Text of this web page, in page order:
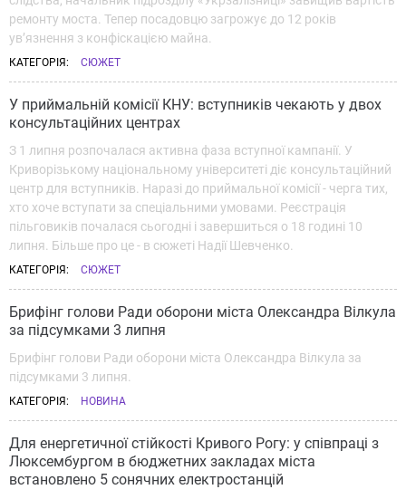
ремонту моста. Тепер посадовцю загрожує до 12 років
ув’язнення з конфіскацією майна.
КАТЕГОРІЯ: СЮЖЕТ
У приймальній комісії КНУ: вступників чекають у двох
консультаційних центрах
З 1 липня розпочалася активна фаза вступної кампанії. У
Криворізькому національному університеті діє консультаційний
центр для вступників. Наразі до приймальної комісії - черга тих,
хто хоче вступати за спеціальними умовами. Реєстрація
пільговиків почалася сьогодні і завершиться о 18 годині 10
липня. Більше про це - в сюжеті Надії Шевченко.
КАТЕГОРІЯ: СЮЖЕТ
Брифінг голови Ради оборони міста Олександра Вілкула
за підсумками 3 липня
Брифінг голови Ради оборони міста Олександра Вілкула за
підсумками 3 липня.
КАТЕГОРІЯ: НОВИНА
Для енергетичної стійкості Кривого Рогу: у співпраці з
Люксембургом в бюджетних закладах міста
встановлено 5 сонячних електростанцій